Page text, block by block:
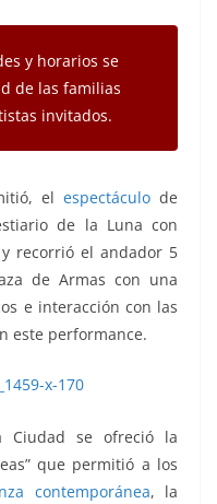
y horarios se
de las familias
invitados.
elespectáculo de
de la Luna con
recorrió el andador 5
de Armas con una
e interacción con las
este performance.
Ciudad se ofreció la
que permitió a los
contemporánea, la